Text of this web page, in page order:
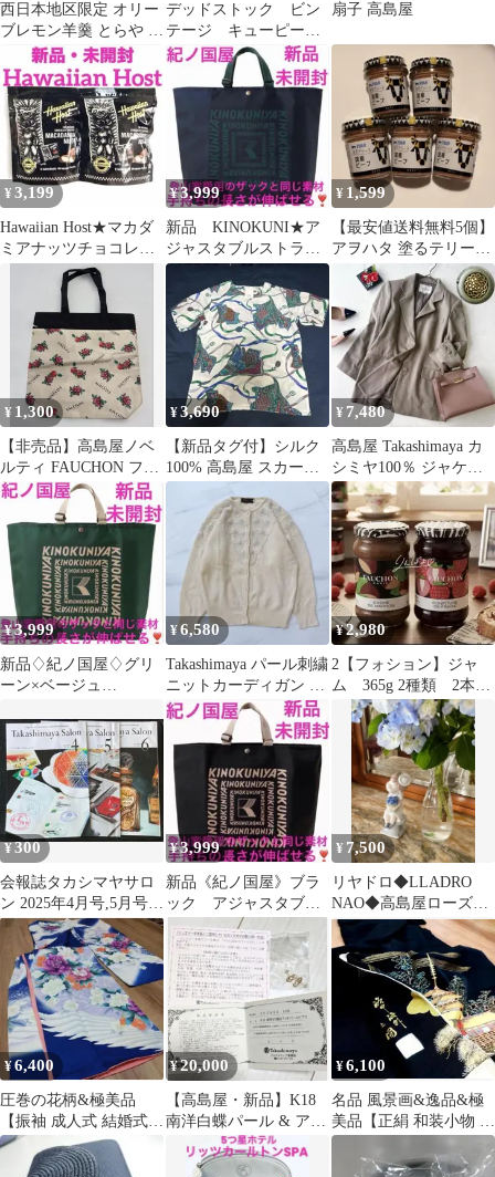
西日本地区限定 オリー
ブレモン羊羹 とらや 小
型羊羹 オリーブレモン
2本
デッドストック ビン
テージ キューピー
ローズオニール
扇子 高島屋
¥ 3,199
Hawaiian Host★マカダ
ミアナッツチョコレー
ト★ハワイアンホース
¥3,999
新品 KINOKUNI★ア
ジャスタブルストラッ
プ★ネイビー×グリーン
★紀ノ国屋
¥ 1,599
【最安値送料無料5個】
アヲハタ 塗るテリーヌ
国産ビーフ 国産牛使用
¥ 1,300
【非売品】高島屋ノベ
ルティ FAUCHON フォ
ション トートバッグ ロ
¥3,690
【新品タグ付】シルク
100% 高島屋 スカーフ
柄 半袖ブラウス カット
ソー F
¥ 7,480
高島屋 Takashimaya カ
シミヤ100％ ジャケッ
ト 9AR 金ボタン
¥3,999
新品♢紀ノ国屋♢グリ
ーン×ベージュ
スタブルストラップ
¥6,580
Takashimaya パール刺繍
ニットカーディガン ア
ンゴラ混 ビジュー
¥2,980
2【フォション】ジャ
ム 365g 2種類 2本セ
ット
¥300
会報誌タカシマヤサロ
ン 2025年4月号,5月号,6
月号 3冊セット 高島屋
¥3,999
新品《紀ノ国屋》ブラ
ック アジャスタブル
ストラップバッグ
KINOKUNI
¥ 7,500
リヤドロ◆LLADRO
NAO◆高島屋ローズち
ゃん◆限定非売品◆フ
ィギュリン
¥6,400
圧巻の花柄&極美品
【振袖 成人式 結婚式
訪問着 着物 レディース
和装】
¥20,000
【高島屋・新品】K18
南洋白蝶パール & アコ
ヤ真珠 ピアス 保証書付
¥6,100
名品 風景画&逸品&極
美品【正絹 和装小物 着
物 振袖 留袖 訪問着 黒
留袖】